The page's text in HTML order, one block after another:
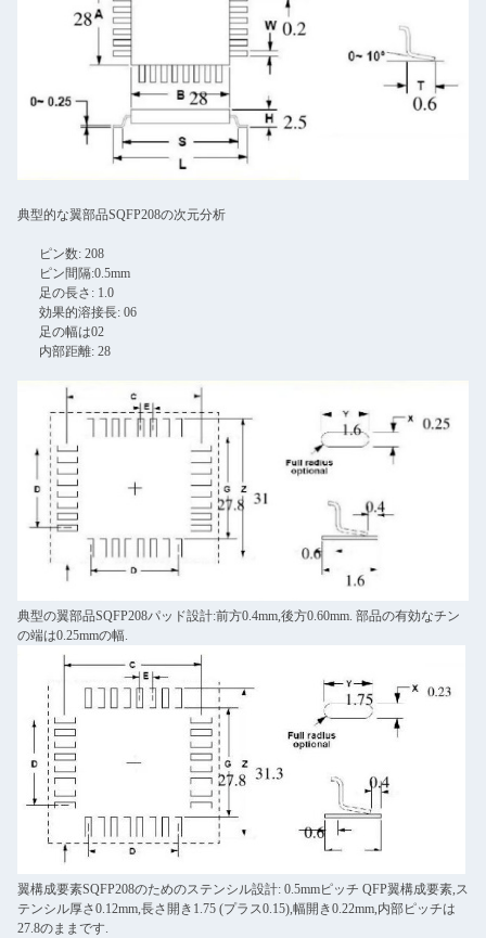
典型的な翼部品SQFP208の次元分析
ピン数: 208
ピン間隔:0.5mm
足の長さ: 1.0
効果的溶接長: 06
足の幅は02
内部距離: 28
典型の翼部品SQFP208パッド設計:前方0.4mm,後方0.60mm. 部品の有効なチン
の端は0.25mmの幅.
翼構成要素SQFP208のためのステンシル設計: 0.5mmピッチ QFP翼構成要素,ス
テンシル厚さ0.12mm,長さ開き1.75 (プラス0.15),幅開き0.22mm,内部ピッチは
27.8のままです.